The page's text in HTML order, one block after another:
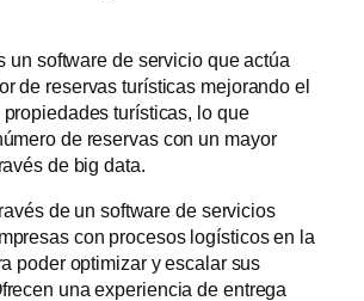
software de servicio que actúa
de reservas turísticas mejorando el
turísticas, lo que
de reservas con un mayor
de big data.
de un software de servicios
con procesos logísticos en la
poder optimizar y escalar sus
una experiencia de entrega